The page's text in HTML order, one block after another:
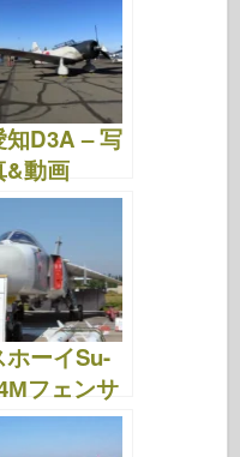
知D3A – 写
&動画
ホーイSu-
フェンサ
– 写真&ビ
デオ